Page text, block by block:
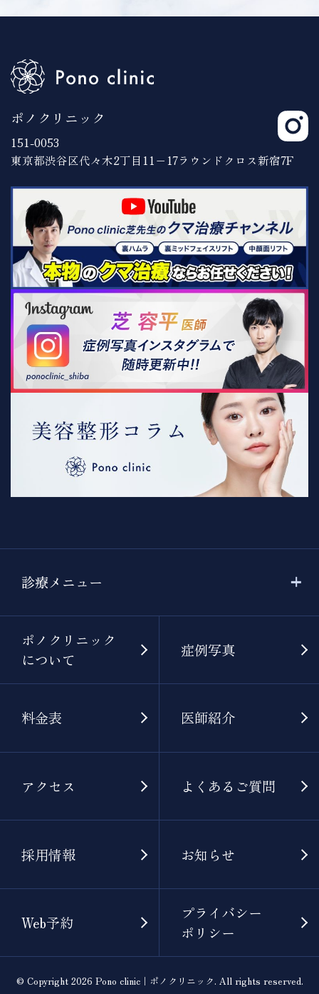
ポノクリニック
151-0053
東京都渋谷区代々木2丁目11−17ラウンドクロス新宿7F
診療メニュー
ポノクリニック
について
症例写真
料金表 医師紹介
アクセス よくあるご質問
採用情報 お知らせ
Web予約
プライバシー
ポリシー
© Copyright 2026 Pono clinic｜ポノクリニック. All rights reserved.